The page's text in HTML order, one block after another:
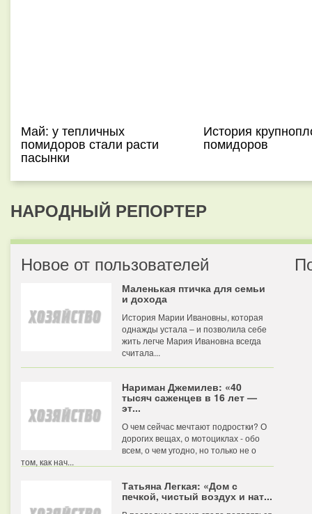
Май: у тепличных
помидоров стали расти
пасынки
История
помидоров
НАРОДНЫЙ РЕПОРТЕР
Новое от пользователей
Маленькая птичка для семьи
и дохода
История Марии Ивановны, которая
однажды устала – и позволила себе
жить легче Мария Ивановна всегда
считала...
Нариман Джемилев: «40
тысяч саженцев в 16 лет —
эт...
О чем сейчас мечтают подростки? О
дорогих вещах, о мотоциклах - обо
всем, о чем угодно, но только не о
том, как нач...
Татьяна Легкая: «Дом с
печкой, чистый воздух и нат...